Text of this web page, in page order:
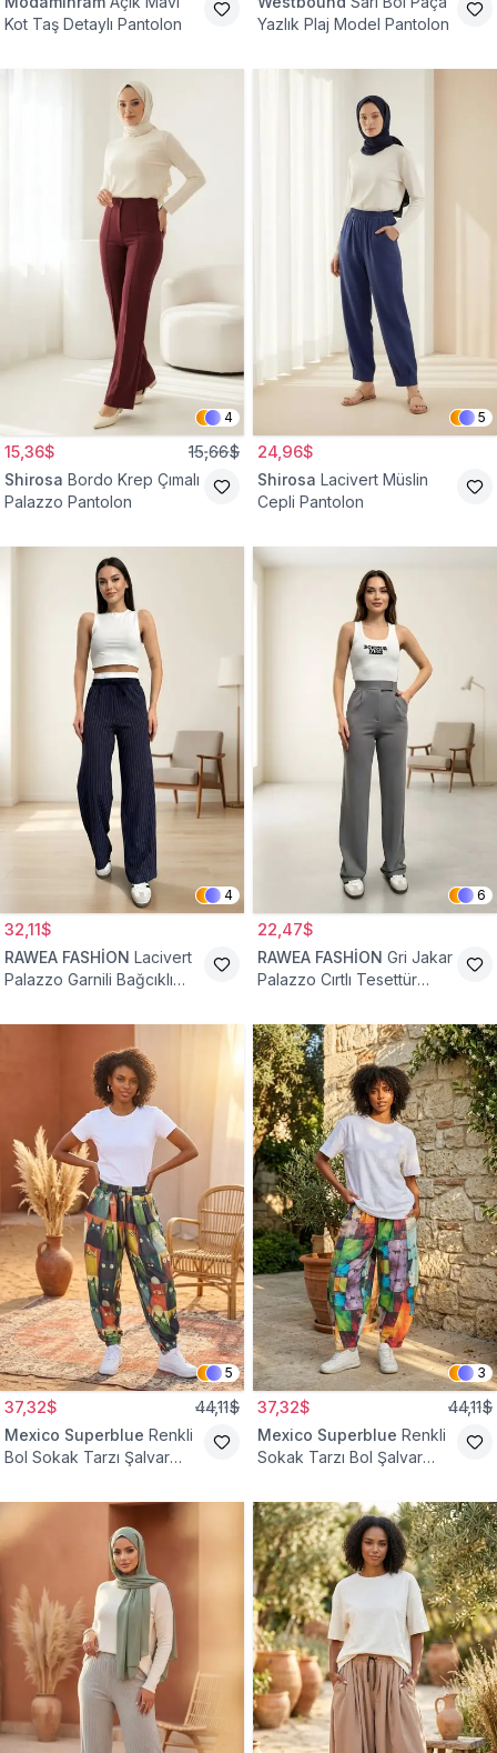
Kot Taş Detaylı Pantolon
Yazlık Plaj Model Pantolon
4
15,36$ 15,66$
Shirosa Bordo Krep Çımalı
Palazzo Pantolon
5
24,96$
Shirosa Lacivert Müslin
Cepli Pantolon
4
32,11$
RAWEA FASHİON Lacivert
Palazzo Garnili Bağcıklı
6
22,47$
RAWEA FASHİON Gri Jakar
Palazzo Cırtlı Tesettür
5
37,32$ 44,11$
Mexico Superblue Renkli
Bol Sokak Tarzı Şalvar
3
37,32$ 44,11$
Mexico Superblue Renkli
Sokak Tarzı Bol Şalvar